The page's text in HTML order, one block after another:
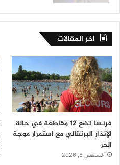
اخر المقالات
فرنسا تضع 12 مقاطعة في حالة
الإنذار البرتقالي مع استمرار موجة
الحر
أغسطس 8, 2026